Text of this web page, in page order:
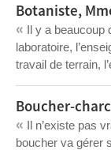
Botaniste,
« Il y a beaucoup
laboratoire,
travail de terrain,
Boucher-
« Il n’existe pas
boucher va gérer